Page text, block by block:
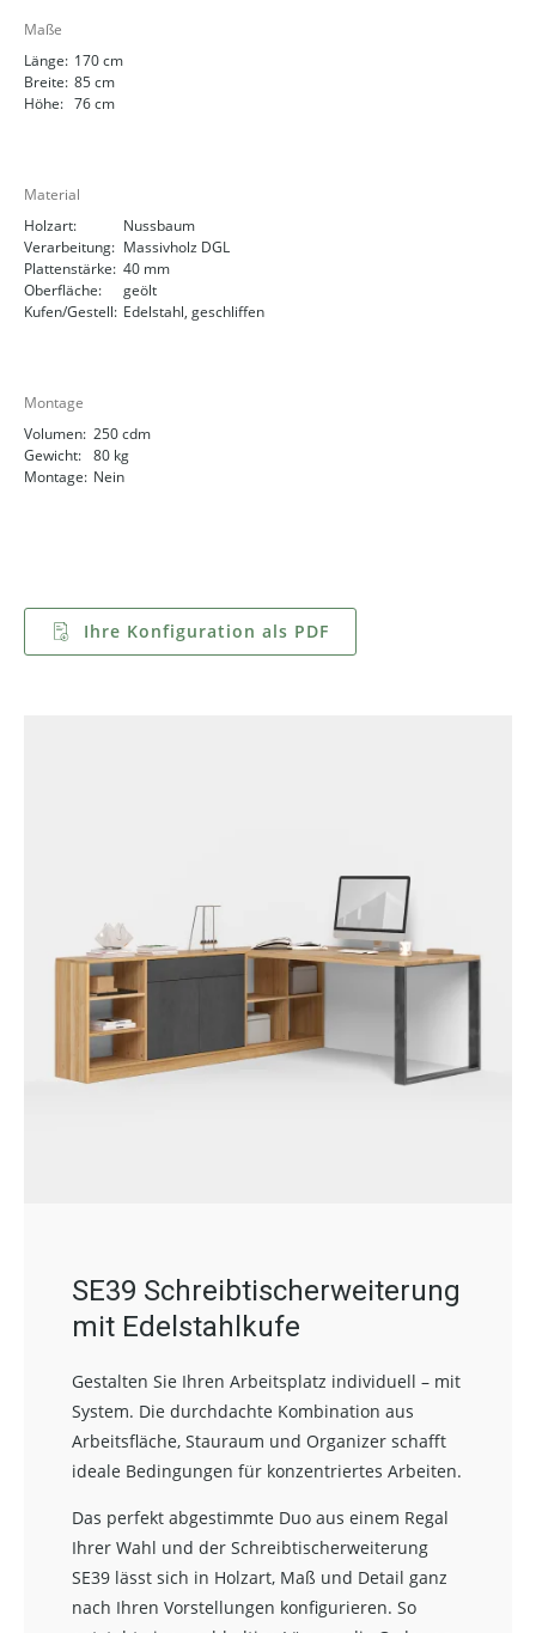
Maße
Länge: 170 cm
Breite: 85 cm
Höhe: 76 cm
Material
Holzart:
Nussbaum
Verarbeitung: Massivholz DGL
Plattenstärke: 40 mm
Oberfläche:
geölt
Kufen/Gestell: Edelstahl, geschliffen
Montage
Volumen: 250 cdm
Gewicht: 80 kg
Montage: Nein
Ihre Konfiguration als PDF
SE39 Schreibtischerweiterung
mit Edelstahlkufe
Gestalten Sie Ihren Arbeitsplatz individuell – mit
System. Die durchdachte Kombination aus
Arbeitsfläche, Stauraum und Organizer schafft
ideale Bedingungen für konzentriertes Arbeiten.
Das perfekt abgestimmte Duo aus einem Regal
Ihrer Wahl und der Schreibtischerweiterung
SE39 lässt sich in Holzart, Maß und Detail ganz
nach Ihren Vorstellungen konfigurieren. So